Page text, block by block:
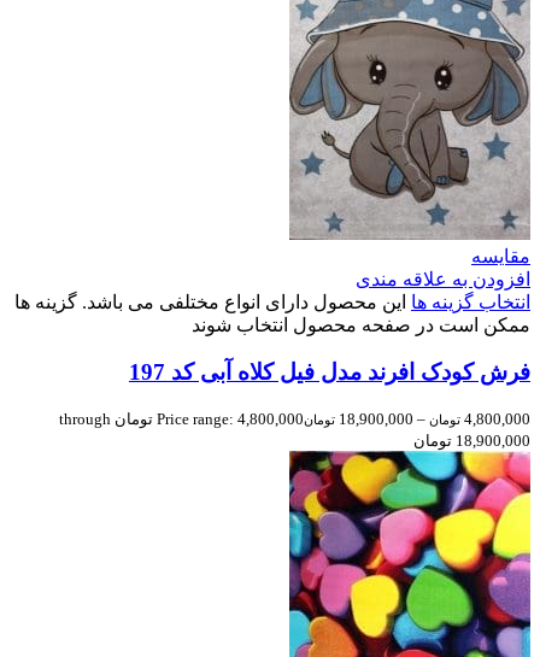
مقایسه
افزودن به علاقه مندی
انتخاب گزینه ها این محصول دارای انواع مختلفی می باشد. گزینه ها
ممکن است در صفحه محصول انتخاب شوند
فرش کودک افرند مدل فیل کلاه آبی کد 197
4,800,000 تومان –
18,900,000 تومان
Price range: 4,800,000 تومان through
18,900,000 تومان